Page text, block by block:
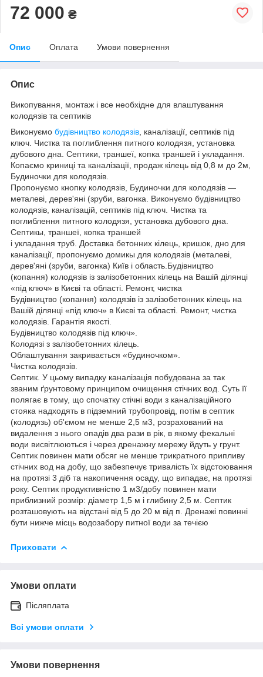
72 000 ₴
Опис Оплата Умови повернення
Опис
Викопування, монтаж і все необхідне для влаштування
колодязів та септиків
Виконуємо будівництво колодязів , каналізації, септиків під
ключ. Чистка та поглиблення питного колодязя, установка
дубового дна. Септики, траншеї, копка траншей і укладання.
Копаємо криниці та каналізації, продаж кілець від 0,8 м до 2м,
Будиночки для колодязів.
Пропонуємо кнопку колодязів, Будиночки для колодязів —
металеві, дерев'яні (зруби, вагонка. Виконуємо будівництво
колодязів, каналізацій, септиків під ключ. Чистка та
поглиблення питного колодязя, установка дубового дна.
Септикы, траншеї, копка траншей
і укладання труб. Доставка бетонних кілець, кришок, дно для
каналізації, пропонуємо домикы для колодязів (металеві,
дерев'яні (зруби, вагонка) Київ і область.Будівництво
(копання) колодязів із залізобетонних кілець на Вашій ділянці
«під ключ» в Києві та області. Ремонт, чистка
Будівництво (копання) колодязів із залізобетонних кілець на
Вашій ділянці «під ключ» в Києві та області. Ремонт, чистка
колодязів. Гарантія якості.
Будівництво колодязів під ключ».
Колодязі з залізобетонних кілець.
Облаштування закривається «будиночком».
Чистка колодязів.
Септик. У цьому випадку каналізація побудована за так
званим ґрунтовому принципом очищення стічних вод. Суть її
полягає в тому, що спочатку стічні води з каналізаційного
стояка надходять в підземний трубопровід, потім в септик
(колодязь) об'ємом не менше 2,5 м3, розрахований на
видалення з нього опадів два рази в рік, в якому фекальні
води висвітлюються і через дренажну мережу йдуть у грунт.
Септик повинен мати обсяг не менше трикратного припливу
стічних вод на добу, що забезпечує тривалість їх відстоювання
на протязі 3 діб та накопичення осаду, що випадає, на протязі
року. Септик продуктивністю 1 м3/добу повинен мати
приблизний розмір: діаметр 1,5 м і глибину 2,5 м. Септик
розташовують на відстані від 5 до 20 м від п. Дренажі повинні
бути нижче місць водозабору питної води за течією
Приховати
Умови оплати
Післяплата
Всі умови оплати
Умови повернення